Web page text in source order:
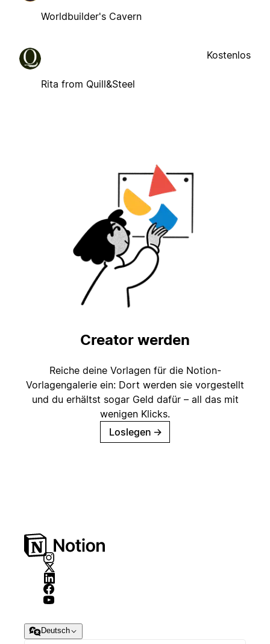
Worldbuilder's Cavern
Rita from Quill&Steel
Kostenlos
Creator werden
Reiche deine Vorlagen für die Notion-
Vorlagengalerie ein: Dort werden sie vorgestellt
und du erhältst sogar Geld dafür – all das mit
wenigen Klicks.
Loslegen →
Deutsch